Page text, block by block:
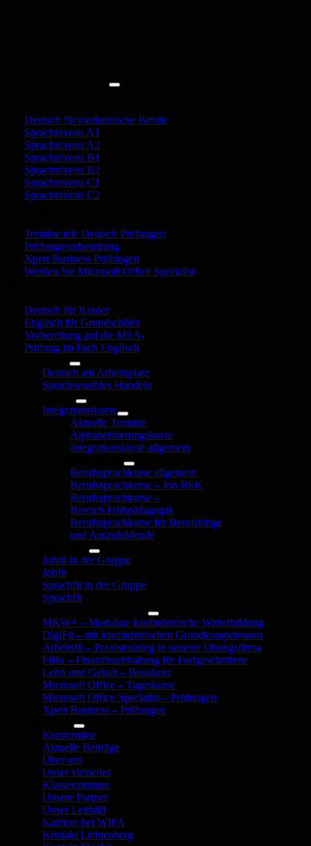
Kurse und Prüfungen
Deutsch für medizinische Berufe
Sprachniveau A1
Sprachniveau A2
Sprachniveau B1
Sprachniveau B2
Sprachniveau C1
Sprachniveau C2
Termine telc Deutsch Prüfungen
Prüfungsvorbereitung
Xpert Business Prüfungen
Werden Sie Microsoft Office Specialist
Deutsch für Kinder
Englisch für Grundschüler
Vorbereitung auf die MSA-
Prüfung im Fach Englisch
Firmenkurse
Deutsch am Arbeitsplatz
Sprachsensibles Handeln
BAMF Kurse
Integrationskurse
Aktuelle Termine
Alphabetisierungskurse
Integrationskurse allgemein
Berufssprachkurse
Berufssprachkurse allgemein
Berufssprachkurse – Job BSK
Berufssprachkurse –
Bereich Frühpädagogik
Berufssprachkurse für Berufstätige
und Auszubildende
Coaching Center
Jobfit in der Gruppe
Jobfit
Sprachfit in der Gruppe
Sprachfit
Kaufmännische Weiterbildung
MKW+ – Modulare kaufmännische Weiterbildung
DigiFit – mit kaufmännischen Grundkompetenzen
Arbeitsfit – Praxistraining in unserer Übungsfirma
FiBu – Finanzbuchhaltung für Fortgeschrittene
Lohn und Gehalt – Basiskurs
Microsoft Office – Tageskurse
Microsoft Office Specialist – Prüfungen
Xpert Business – Prüfungen
WIPA aktuell
Kurstermine
Aktuelle Beiträge
Über uns
Unser virtuelles
Klassenzimmer
Unsere Partner
Unser Leitbild
Karriere bei WIPA
Kontakt Lichtenberg